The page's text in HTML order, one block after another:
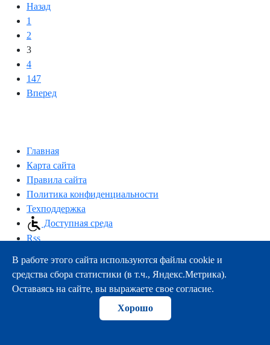
Назад
1
2
3
4
147
Вперед
Главная
Карта сайта
Правила сайта
Политика конфиденциальности
Техподдержка
Доступная среда
Rss
163000, г.Архангельск, пр-т Троицкий, 51
тел.:+7 (8182) 21-11-63
e-mail:info@nsmu.ru
© ФГБОУ ВО СГМУ (г. Архангельск) Минздрава России
В работе этого сайта используются файлы cookie и
средства сбора статистики (в т.ч., Яндекс.Метрика).
Оставаясь на сайте, вы выражаете свое согласие.
Хорошо